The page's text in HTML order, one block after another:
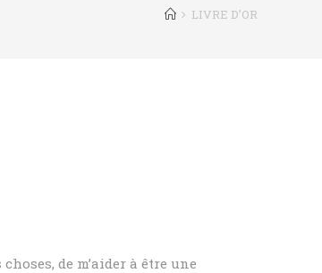
LIVRE D’OR
de m’aider à être une